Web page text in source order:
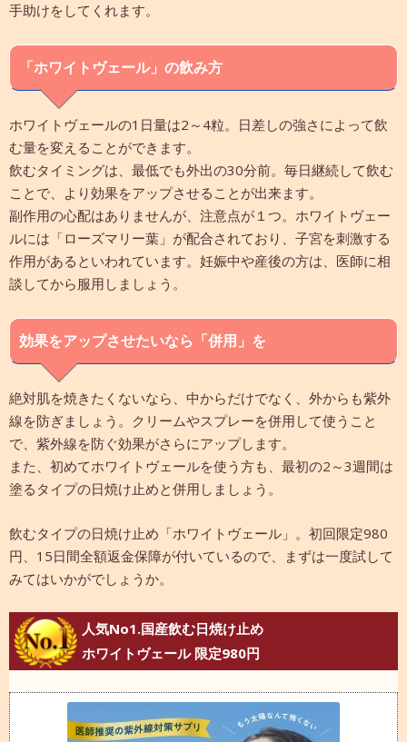
手助けをしてくれます。
「ホワイトヴェール」の飲み方
ホワイトヴェールの1日量は2～4粒。日差しの強さによって飲
む量を変えることができます。
飲むタイミングは、最低でも外出の30分前。毎日継続して飲む
ことで、より効果をアップさせることが出来ます。
副作用の心配はありませんが、注意点が１つ。ホワイトヴェー
ルには「ローズマリー葉」が配合されており、子宮を刺激する
作用があるといわれています。妊娠中や産後の方は、医師に相
談してから服用しましょう。
効果をアップさせたいなら「併用」を
絶対肌を焼きたくないなら、中からだけでなく、外からも紫外
線を防ぎましょう。クリームやスプレーを併用して使うこと
で、紫外線を防ぐ効果がさらにアップします。
また、初めてホワイトヴェールを使う方も、最初の2～3週間は
塗るタイプの日焼け止めと併用しましょう。
飲むタイプの日焼け止め「ホワイトヴェール」。初回限定980
円、15日間全額返金保障が付いているので、まずは一度試して
みてはいかがでしょうか。
人気No1.国産飲む日焼け止め
ホワイトヴェール 限定980円